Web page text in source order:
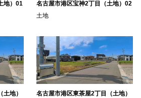
地）01
名古屋市港区宝神2丁目（土地）02
土地
地）
名古屋市港区東茶屋2丁目（土地）